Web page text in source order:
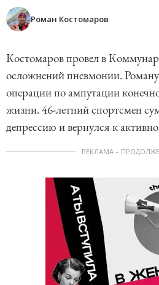
Роман Костомаров
Костомаров провел в
осложнений пневмонии.
операции по ампутации
жизни. 46-летний спортсмен
депрессию и вернулся к
РЕКЛАМА –